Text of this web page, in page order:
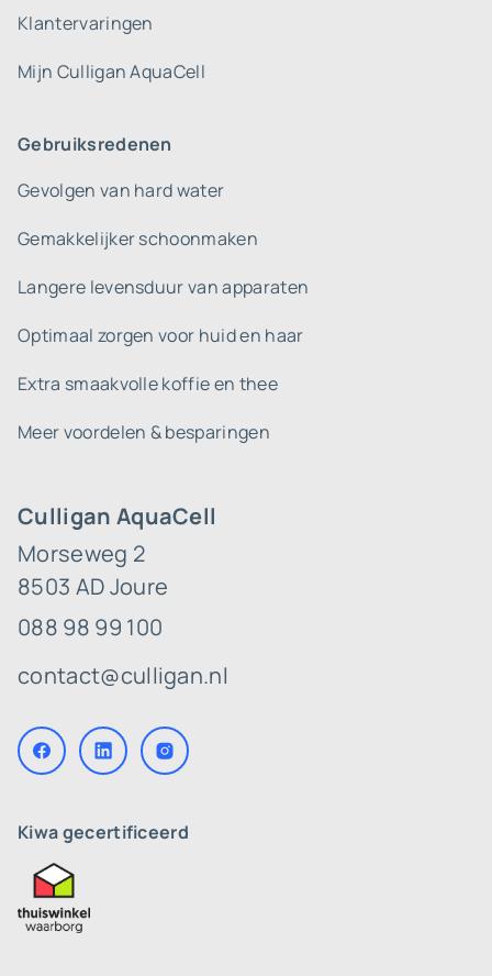
Culligan AquaCell
Morseweg 2
8503 AD Joure
088 98 99 100
contact@culligan.nl
Kiwa gecertificeerd
Klantervaringen
Mijn Culligan AquaCell
Gebruiksredenen
Gevolgen van hard water
Gemakkelijker schoonmaken
Langere levensduur van apparaten
Optimaal zorgen voor huid en haar
Extra smaakvolle koffie en thee
Meer voordelen & besparingen